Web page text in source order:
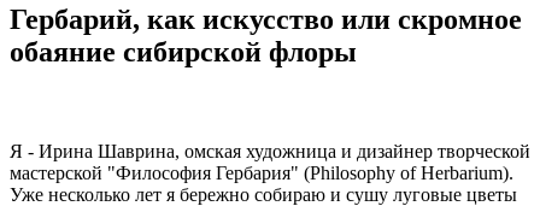
Гербарий, как искусство или скромное
обаяние сибирской флоры
Я - Ирина Шаврина, омская художница и дизайнер творческой
мастерской "Философия Гербария" (Philosophy of Herbarium).
Уже несколько лет я бережно собираю и сушу луговые цветы